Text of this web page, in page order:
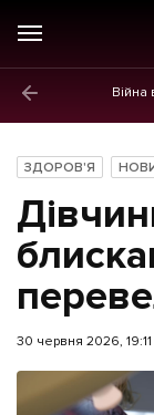
Війна
Новини
Бізнес
Життя
ЗДОРОВ'Я
30 червня 2026, 19:11